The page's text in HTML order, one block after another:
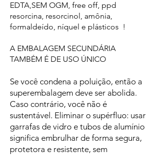
EDTA,SEM OGM, free off, ppd
resorcina, resorcinol, amônia,
formaldeído, níquel e plásticos !
A EMBALAGEM SECUNDÁRIA
TAMBÉM É DE USO ÚNICO
Se você condena a poluição, então a
superembalagem deve ser abolida.
Caso contrário, você não é
sustentável. Eliminar o supérfluo: usar
garrafas de vidro e tubos de alumínio
significa embrulhar de forma segura,
protetora e resistente, sem